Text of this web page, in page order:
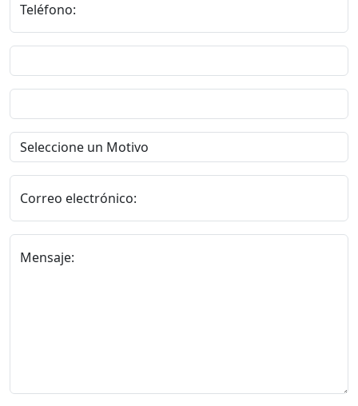
Teléfono:
Correo electrónico:
Mensaje: